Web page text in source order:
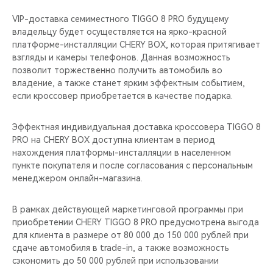
НОВИНКИ
CHERY CONNECT
ЛЮДИ CHERY
БЛАГОТВОРИТЕЛЬНОСТЬ
CHERY REMOTE
НАШИ МЕРОПРИЯТИЯ
ВИДЕООБЗОРЫ
CHERY ДЛЯ ДЕТЕЙ
VIP-доставка семиместного TIGGO 8 PRO будущему
владельцу будет осуществляется на ярко-красной
платформе-инсталляции CHERY BOX, которая притягивает
взгляды и камеры телефонов. Данная возможность
позволит торжественно получить автомобиль во
владение, а также станет ярким эффектным событием,
если кроссовер приобретается в качестве подарка.
Эффектная индивидуальная доставка кроссовера TIGGO 8
PRO на CHERY BOX доступна клиентам в период
нахождения платформы-инсталляции в населенном
пункте покупателя и после согласования с персональным
менеджером онлайн-магазина.
В рамках действующей маркетинговой программы при
приобретении CHERY TIGGO 8 PRO предусмотрена выгода
для клиента в размере от 80 000 до 150 000 рублей при
сдаче автомобиля в trade-in, а также возможность
сэкономить до 50 000 рублей при использовании